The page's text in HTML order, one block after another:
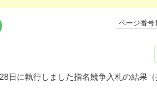
ページ番号
日に執行しました指名競争入札の結果